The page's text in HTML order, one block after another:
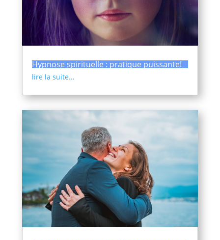
Hypnose spirituelle : pratique puissante!
lire la suite...